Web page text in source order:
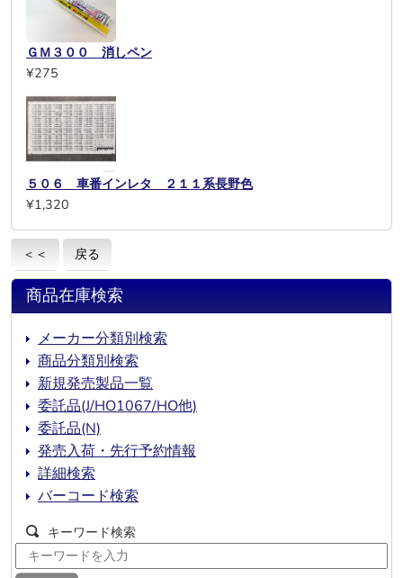
ＧＭ３００ 消しペン
¥275
５０６ 車番インレタ ２１１系長野色
¥1,320
＜＜ 戻る
商品在庫検索
メーカー分類別検索
商品分類別検索
新規発売製品一覧
委託品(J/HO1067/HO他)
委託品(N)
発売入荷・先行予約情報
詳細検索
バーコード検索
キーワード検索